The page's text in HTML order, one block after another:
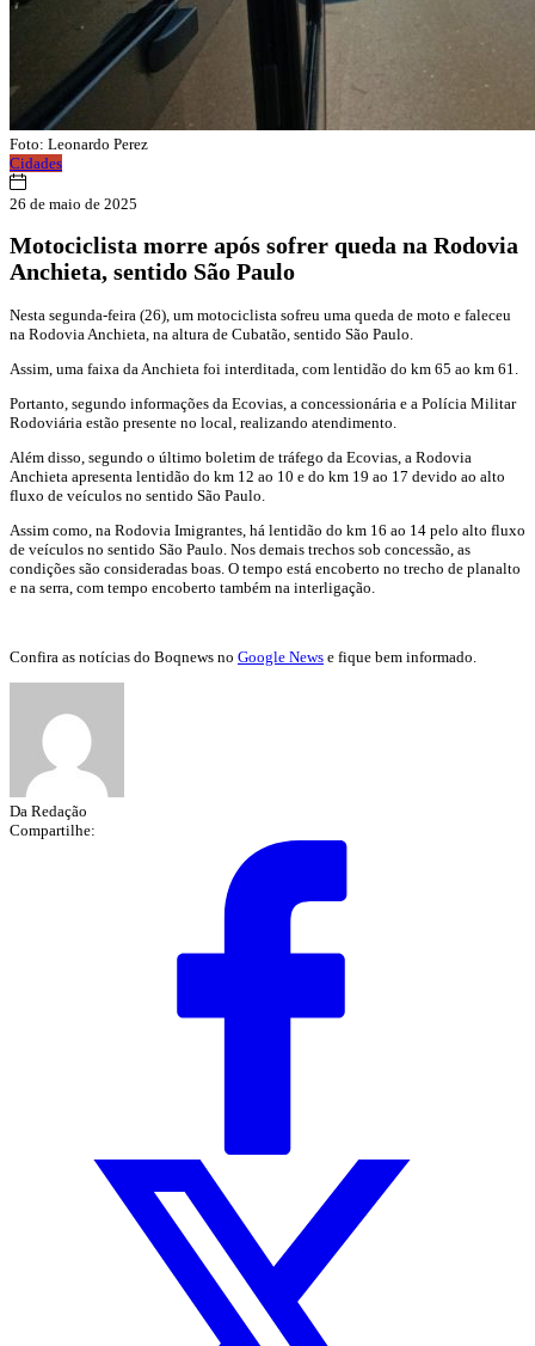
Foto: Leonardo Perez
Cidades
26 de maio de 2025
Motociclista morre após sofrer queda na Rodovia
Anchieta, sentido São Paulo
Nesta segunda-feira (26), um motociclista sofreu uma queda de moto e faleceu
na Rodovia Anchieta, na altura de Cubatão, sentido São Paulo.
Assim, uma faixa da Anchieta foi interditada, com lentidão do km 65 ao km 61.
Portanto, segundo informações da Ecovias, a concessionária e a Polícia Militar
Rodoviária estão presente no local, realizando atendimento.
Além disso, segundo o último boletim de tráfego da Ecovias, a Rodovia
Anchieta apresenta lentidão do km 12 ao 10 e do km 19 ao 17 devido ao alto
fluxo de veículos no sentido São Paulo.
Assim como, na Rodovia Imigrantes, há lentidão do km 16 ao 14 pelo alto fluxo
de veículos no sentido São Paulo. Nos demais trechos sob concessão, as
condições são consideradas boas. O tempo está encoberto no trecho de planalto
e na serra, com tempo encoberto também na interligação.
Confira as notícias do Boqnews no Google News e fique bem informado.
Da Redação
Compartilhe: